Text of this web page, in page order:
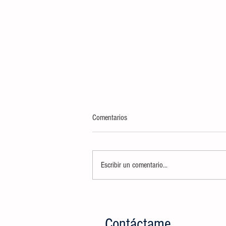
NARCÓTICOS, DECOMISADOS EN LA
Comentarios
Escribir un comentario...